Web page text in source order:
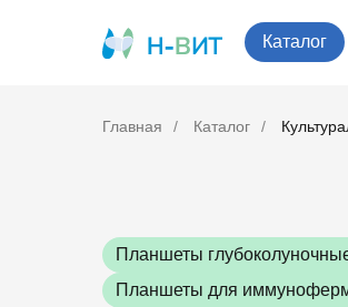
Каталог
Главная / Каталог /
Планшеты
Планшеты для